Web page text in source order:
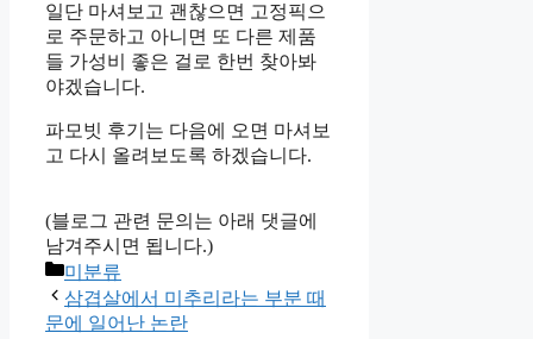
일단 마셔보고 괜찮으면 고정픽으
로 주문하고 아니면 또 다른 제품
들 가성비 좋은 걸로 한번 찾아봐
야겠습니다.
파모빗 후기는 다음에 오면 마셔보
고 다시 올려보도록 하겠습니다.
(블로그 관련 문의는 아래 댓글에
남겨주시면 됩니다.)
Categories
미분류
삼겹살에서 미추리라는 부분 때
문에 일어난 논란